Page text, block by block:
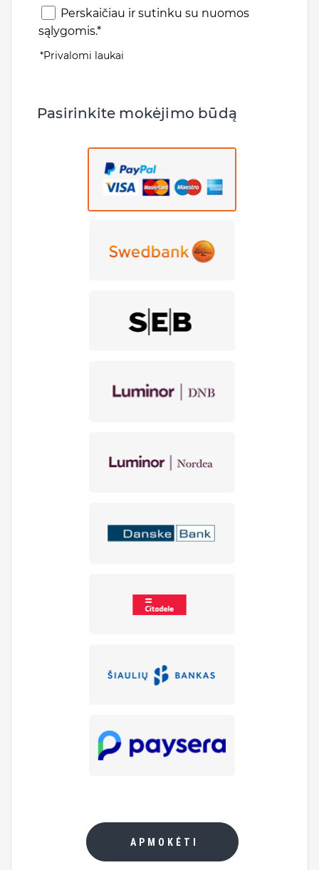
Perskaičiau ir sutinku su nuomos
sąlygomis.*
*Privalomi laukai
Pasirinkite mokėjimo būdą
APMOKĖTI